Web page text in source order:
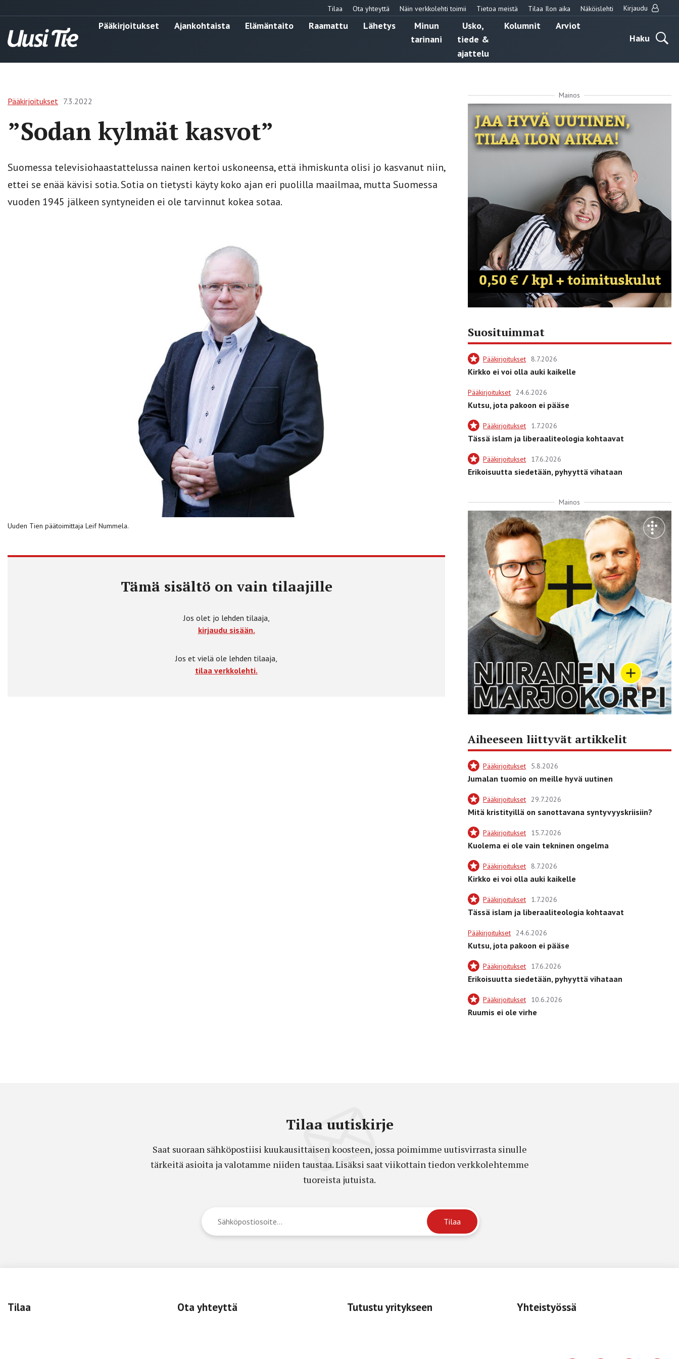
Tilaa Ota yhteyttä Näin verkkolehti toimii Tietoa meistä Tilaa Ilon aika Näköislehti Kirjaudu
Pääkirjoitukset Ajankohtaista Elämäntaito Raamattu Lähetys
Minun
tarinani
Usko,
tiede &
ajattelu
Kolumnit
Arviot
Haku
Pääkirjoitukset 7.3.2022
”Sodan kylmät kasvot”
Suomessa televisiohaastattelussa nainen kertoi uskoneensa, että ihmiskunta olisi jo kasvanut niin,
ettei se enää kävisi sotia. Sotia on tietysti käyty koko ajan eri puolilla maailmaa, mutta Suomessa
vuoden 1945 jälkeen syntyneiden ei ole tarvinnut kokea sotaa.
Uuden Tien päätoimittaja Leif Nummela.
Tämä sisältö on vain tilaajille
Jos olet jo lehden tilaaja,
kirjaudu sisään.
Jos et vielä ole lehden tilaaja,
tilaa verkkolehti.
Mainos
Suosituimmat
Pääkirjoitukset 8.7.2026
Kirkko ei voi olla auki kaikelle
Pääkirjoitukset 24.6.2026
Kutsu, jota pakoon ei pääse
Pääkirjoitukset 1.7.2026
Tässä islam ja liberaaliteologia kohtaavat
Pääkirjoitukset 17.6.2026
Erikoisuutta siedetään, pyhyyttä vihataan
Mainos
Aiheeseen liittyvät artikkelit
Pääkirjoitukset 5.8.2026
Jumalan tuomio on meille hyvä uutinen
Pääkirjoitukset 29.7.2026
Mitä kristityillä on sanottavana syntyvyyskriisiin?
Pääkirjoitukset 15.7.2026
Kuolema ei ole vain tekninen ongelma
Pääkirjoitukset 8.7.2026
Kirkko ei voi olla auki kaikelle
Pääkirjoitukset 1.7.2026
Tässä islam ja liberaaliteologia kohtaavat
Pääkirjoitukset 24.6.2026
Kutsu, jota pakoon ei pääse
Pääkirjoitukset 17.6.2026
Erikoisuutta siedetään, pyhyyttä vihataan
Pääkirjoitukset 10.6.2026
Ruumis ei ole virhe
Tilaa uutiskirje
Saat suoraan sähköpostiisi kuukausittaisen koosteen, jossa poimimme uutisvirrasta sinulle
tärkeitä asioita ja valotamme niiden taustaa. Lisäksi saat viikottain tiedon verkkolehtemme
tuoreista jutuista.
Tilaa Ota yhteyttä Tutustu yritykseen Yhteistyössä